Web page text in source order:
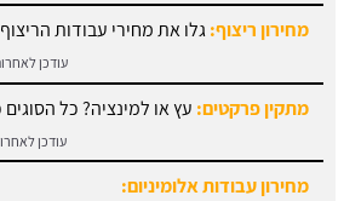
מתקין פרקטים:עץ או למינציה? כל הסוגים
עודכן
מחירון עבודות אלומיניום:
עודכן
חוזה קבלן שלד:מידע והורדת הסכם מול